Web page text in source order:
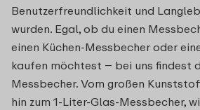
Benutzerfreundlichkeit und
wurden. Egal, ob du einen
einen Küchen-Messbecher oder
kaufen möchtest – bei uns findest
Messbecher. Vom großen
hin zum 1-Liter-Glas-Messbecher,